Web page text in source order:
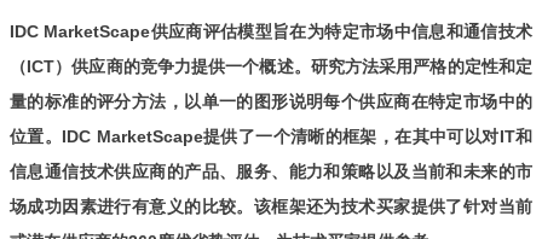
IDC MarketScape供应商评估模型旨在为特定市场中信息和通信技术
（ICT）供应商的竞争力提供一个概述。研究方法采用严格的定性和定
量的标准的评分方法，以单一的图形说明每个供应商在特定市场中的
位置。IDC MarketScape提供了一个清晰的框架，在其中可以对IT和
信息通信技术供应商的产品、服务、能力和策略以及当前和未来的市
场成功因素进行有意义的比较。该框架还为技术买家提供了针对当前